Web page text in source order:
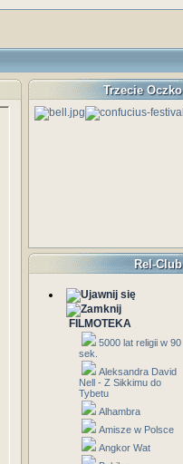
Trzecie Oczko
Rel-Club
FILMOTEKA
5000 lat religii w 90
sek.
Aleksandra David
Nell - Z Sikkimu do
Tybetu
Alhambra
Amisze w Polsce
Angkor Wat